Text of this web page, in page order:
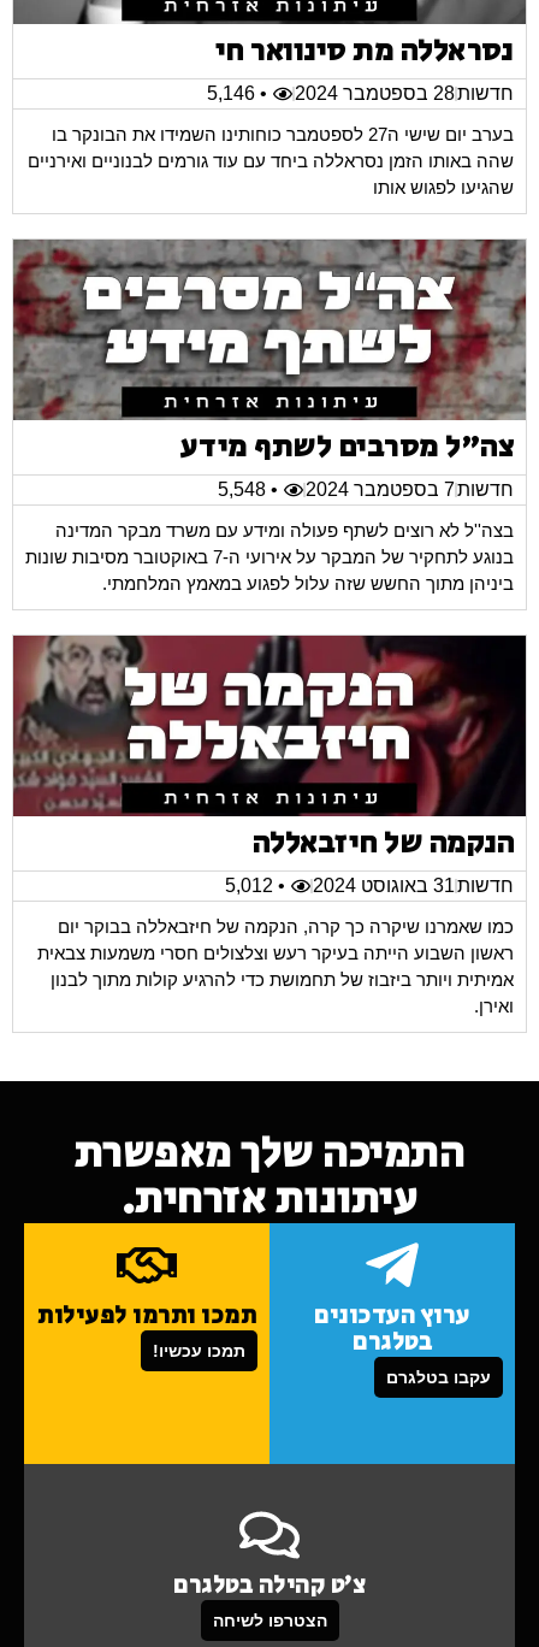
נסראללה מת סינוואר חי
חדשות28 בספטמבר 2024
• 5,146
בערב יום שישי ה27 לספטמבר כוחותינו השמידו את הבונקר בו
שהה באותו הזמן נסראללה ביחד עם עוד גורמים לבנוניים ואירניים
שהגיעו לפגוש אותו
צה"ל מסרבים לשתף מידע
חדשות7 בספטמבר 2024
• 5,548
בצה''ל לא רוצים לשתף פעולה ומידע עם משרד מבקר המדינה
בנוגע לתחקיר של המבקר על אירועי ה-7 באוקטובר מסיבות שונות
ביניהן מתוך החשש שזה עלול לפגוע במאמץ המלחמתי.
הנקמה של חיזבאללה
חדשות31 באוגוסט 2024
• 5,012
כמו שאמרנו שיקרה כך קרה, הנקמה של חיזבאללה בבוקר יום
ראשון השבוע הייתה בעיקר רעש וצלצולים חסרי משמעות צבאית
אמיתית ויותר ביזבוז של תחמושת כדי להרגיע קולות מתוך לבנון
ואירן.
התמיכה שלך מאפשרת
עיתונות אזרחית.
ערוץ העדכונים
בטלגרם
עקבו בטלגרם
תמכו ותרמו לפעילות
תמכו עכשיו!
צ'ט קהילה בטלגרם
הצטרפו לשיחה